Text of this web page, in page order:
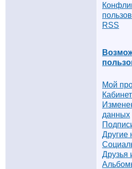
RSS
Мой
данных
Другие
Друзья